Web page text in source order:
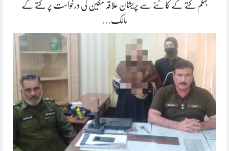
جہلم کتے کے کاٹنے سے پریشان علاقہ مکین کی درخواست پر کتے کے
مالک…